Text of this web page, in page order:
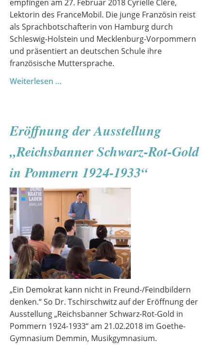
empfingen am 27. Februar 2018 Cyrielle Clère,
Lektorin des FranceMobil. Die junge Französin reist
als Sprachbotschafterin von Hamburg durch
Schleswig-Holstein und Mecklenburg-Vorpommern
und präsentiert an deutschen Schule ihre
französische Muttersprache.
Weiterlesen …
Eröffnung der Ausstellung
„Reichsbanner Schwarz-Rot-Gold
in Pommern 1924-1933“
„Ein Demokrat kann nicht in Freund-/Feindbildern
denken.“ So Dr. Tschirschwitz auf der Eröffnung der
Ausstellung „Reichsbanner Schwarz-Rot-Gold in
Pommern 1924-1933“ am 21.02.2018 im Goethe-
Gymnasium Demmin, Musikgymnasium.